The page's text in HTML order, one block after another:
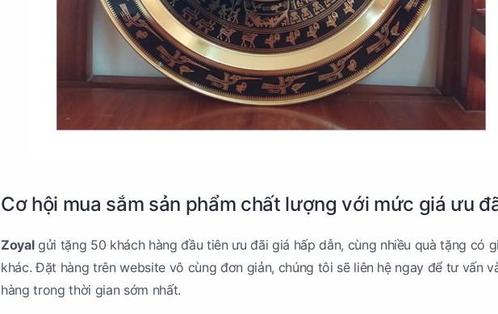
Cơ hội mua sắm sản phẩm chất lượng với mức giá ưu
Zoyalgửi tặng 50 khách hàng đầu tiên ưu đãi giá hấp dẫn, cùng nhiều quà tặng có
khác. Đặt hàng trên website vô cùng đơn giản, chúng tôi sẽ liên hệ ngay để tư vấn
hàng trong thời gian sớm nhất.